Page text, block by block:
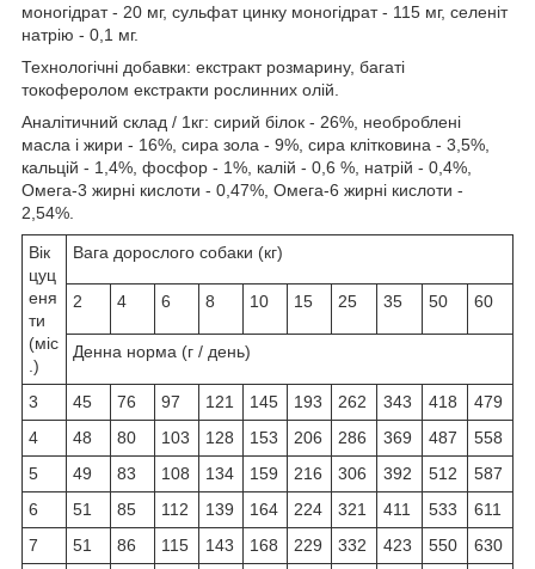
моногідрат - 20 мг, сульфат цинку моногідрат - 115 мг, селеніт
натрію - 0,1 мг.
Технологічні добавки: екстракт розмарину, багаті
токоферолом екстракти рослинних олій.
Аналітичний склад / 1кг: сирий білок - 26%, необроблені
масла і жири - 16%, сира зола - 9%, сира клітковина - 3,5%,
кальцій - 1,4%, фосфор - 1%, калій - 0,6 %, натрій - 0,4%,
Омега-3 жирні кислоти - 0,47%, Омега-6 жирні кислоти -
2,54%.
Вік
цуц
еня
ти
(міс
.)
Вага дорослого собаки (кг)
2 4 6 8 10 15 25 35 50 60
Денна норма (г / день)
3 45 76 97 121 145 193 262 343 418
479
4
48 80 103 128 153 206 286 369 487
558
5
49 83 108 134 159 216 306 392 512
587
6
51 85 112 139 164 224 321 411 533
611
7
51 86 115 143 168 229 332 423 550
630